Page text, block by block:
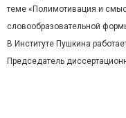
теме «Полимотивация и
словообразовательной
В Институте Пушкина
Председатель